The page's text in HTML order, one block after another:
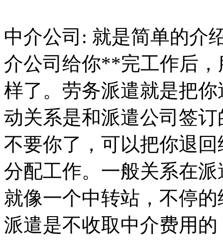
中介公司: 就是简单的介
介公司给你**完工作后
样了。劳务派遣就是把
动关系是和派遣公司签
不要你了，可以把你退
分配工作。一般关系在
就像一个中转站，不停
派遣是不收取中介费用